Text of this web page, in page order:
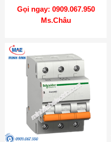
Gọi ngay: 0909.067.950
Ms.Châu